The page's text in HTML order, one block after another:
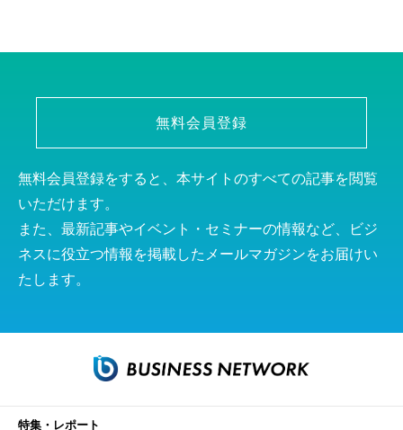
無料会員登録
無料会員登録をすると、本サイトのすべての記事を閲覧
いただけます。
また、最新記事やイベント・セミナーの情報など、ビジ
ネスに役立つ情報を掲載したメールマガジンをお届けい
たします。
特集・レポート